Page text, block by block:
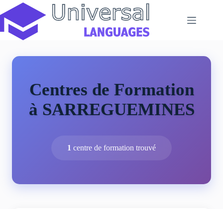
Passer
au
contenu
Centres de Formation
à SARREGUEMINES
1 centre de formation trouvé